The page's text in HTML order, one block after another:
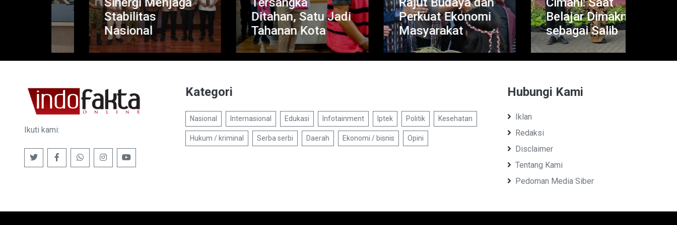
Stabilitas
Nasional
Ditahan, Satu Jadi
Tahanan Kota
Perkuat Ekonomi
Masyarakat
Belajar Dimaknai
sebagai Salib
Ikuti kami:
Kategori
Nasional Internasional Edukasi Infotainment Iptek Politik Kesehatan
Hukum / kriminal Serba serbi Daerah Ekonomi / bisnis Opini
Hubungi Kami
Iklan
Redaksi
Disclaimer
Tentang Kami
Pedoman Media Siber